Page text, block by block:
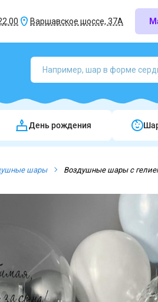
Варшавское шоссе, 37А
День рождения
шары Воздушные шары с